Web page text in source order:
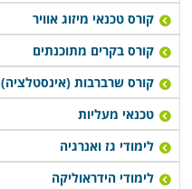
קורס טכנאי מיזוג אוויר
קורס בקרים מתוכנתים
קורס שרברבות (אינסטלציה)
טכנאי מעליות
לימודי גז ואנרגיה
לימודי הידראוליקה